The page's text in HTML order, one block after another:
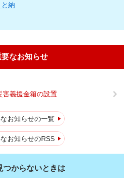
納
要なお知らせ
害義援金箱の設置
お知らせの一覧
お知らせのRSS
つからないときは